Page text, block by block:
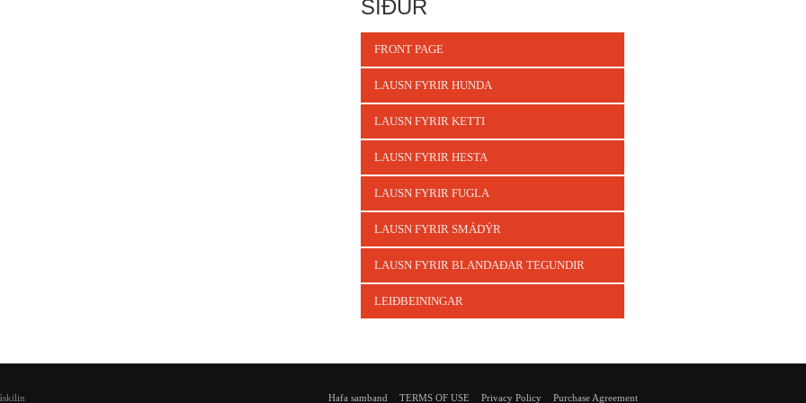
SÍÐUR
FRONT PAGE
LAUSN FYRIR HUNDA
LAUSN FYRIR KETTI
LAUSN FYRIR HESTA
LAUSN FYRIR FUGLA
LAUSN FYRIR SMÁDÝR
LAUSN FYRIR BLANDAÐAR TEGUNDIR
LEIÐBEININGAR
Hafa samband TERMS OF USE Privacy Policy Purchase Agreement